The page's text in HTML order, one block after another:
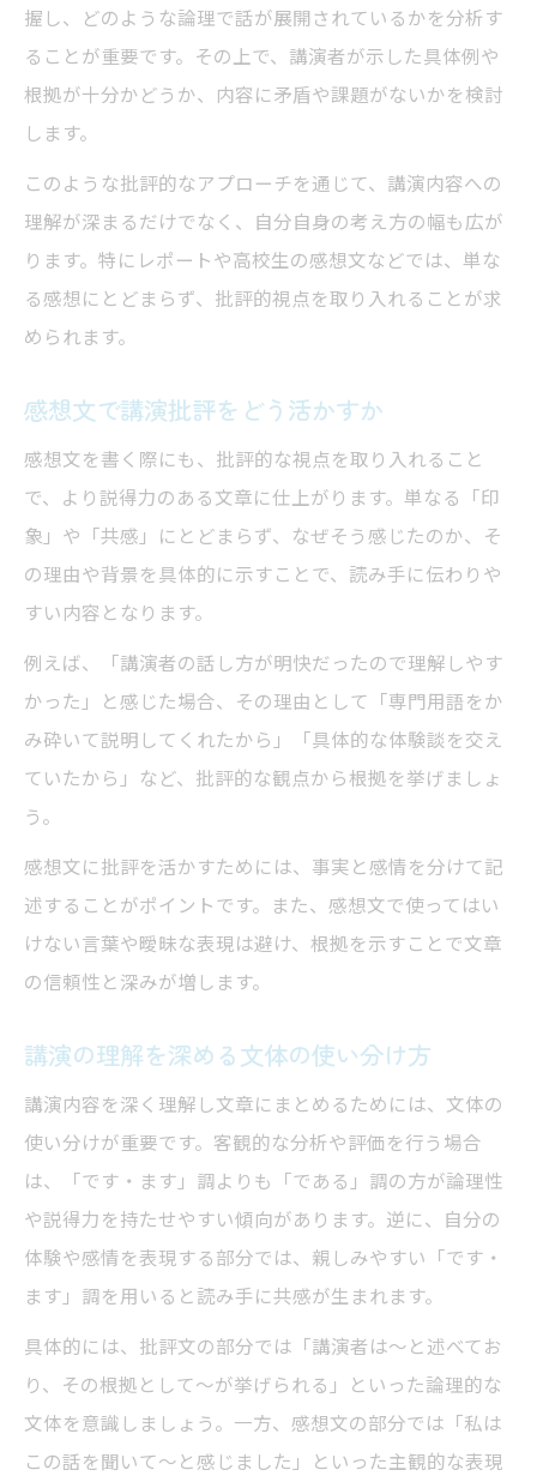
握し、どのような論理で話が展開されているかを分析す
ることが重要です。その上で、講演者が示した具体例や
根拠が十分かどうか、内容に矛盾や課題がないかを検討
します。
このような批評的なアプローチを通じて、講演内容への
理解が深まるだけでなく、自分自身の考え方の幅も広が
ります。特にレポートや高校生の感想文などでは、単な
る感想にとどまらず、批評的視点を取り入れることが求
められます。
感想文で講演批評をどう活かすか
感想文を書く際にも、批評的な視点を取り入れること
で、より説得力のある文章に仕上がります。単なる「印
象」や「共感」にとどまらず、なぜそう感じたのか、そ
の理由や背景を具体的に示すことで、読み手に伝わりや
すい内容となります。
例えば、「講演者の話し方が明快だったので理解しやす
かった」と感じた場合、その理由として「専門用語をか
み砕いて説明してくれたから」「具体的な体験談を交え
ていたから」など、批評的な観点から根拠を挙げましょ
う。
感想文に批評を活かすためには、事実と感情を分けて記
述することがポイントです。また、感想文で使ってはい
けない言葉や曖昧な表現は避け、根拠を示すことで文章
の信頼性と深みが増します。
講演の理解を深める文体の使い分け方
講演内容を深く理解し文章にまとめるためには、文体の
使い分けが重要です。客観的な分析や評価を行う場合
は、「です・ます」調よりも「である」調の方が論理性
や説得力を持たせやすい傾向があります。逆に、自分の
体験や感情を表現する部分では、親しみやすい「です・
ます」調を用いると読み手に共感が生まれます。
具体的には、批評文の部分では「講演者は～と述べてお
り、その根拠として～が挙げられる」といった論理的な
文体を意識しましょう。一方、感想文の部分では「私は
この話を聞いて～と感じました」といった主観的な表現